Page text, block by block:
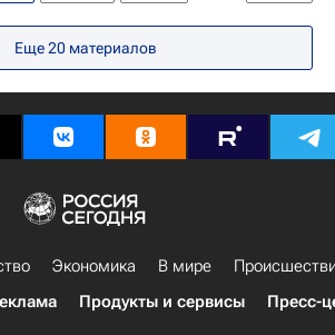
Игорь Скороходов
Северсталь
Еще20 материалов
Экономика В мире
Продукты и сервисы Пресс-